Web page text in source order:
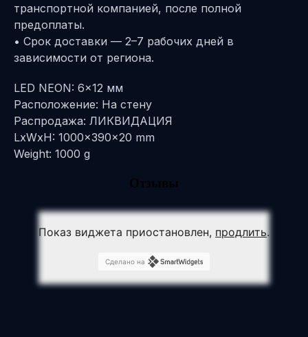
транспортной компанией, после полной
предоплаты.
• Срок доставки — 2–7 рабочих дней в
зависимости от региона.
LED NEON: 6x12 мм
Расположение: На стену
Распродажа: ЛИКВИДАЦИЯ
LxWxH: 1000x390x20 mm
Weight: 1000 g
Отзывы